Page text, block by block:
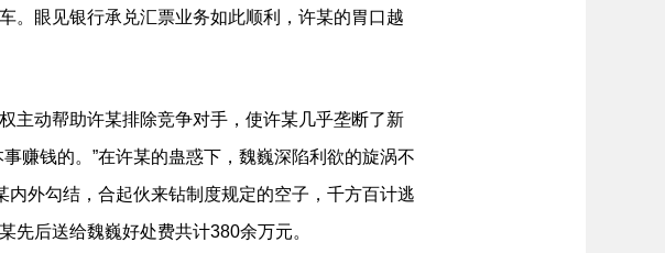
。眼见银行承兑汇票业务如此顺利，许某的胃口越
动帮助许某排除竞争对手，使许某几乎垄断了新
赚钱的。”在许某的蛊惑下，魏巍深陷利欲的旋涡不
内外勾结，合起伙来钻制度规定的空子，千方百计逃
先后送给魏巍好处费共计380余万元。